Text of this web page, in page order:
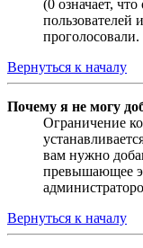
(0 означает,
пользователей
проголосовали.
Вернуться к началу
Почему я не могу
Ограничение
вам нужно
превышающее
Вернуться к началу